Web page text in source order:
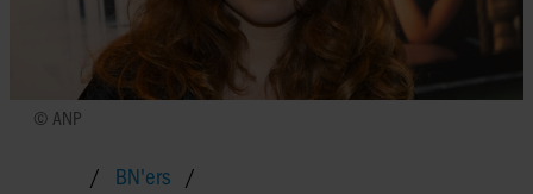
© ANP
BN'ers